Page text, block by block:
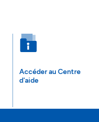
Accéder au Centre
d'aide